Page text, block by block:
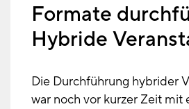
Formate
Hybride
Die Durchführung hybrider
war noch vor kurzer Zeit mit